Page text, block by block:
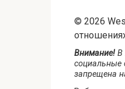
© 2026
Внимание! В
социальные
запрещена